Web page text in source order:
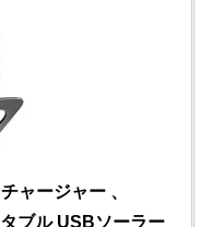
ャージャー 、
ブル USBソーラー